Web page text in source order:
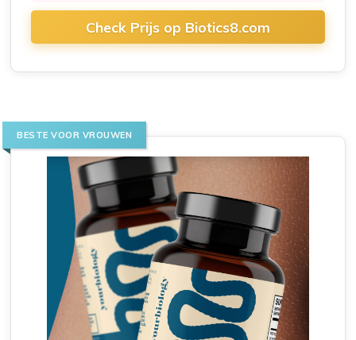
Check Prijs op Biotics8.com
BESTE VOOR VROUWEN